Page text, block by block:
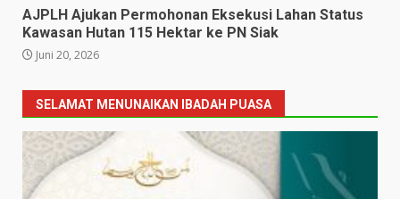
AJPLH Ajukan Permohonan Eksekusi Lahan Status
Kawasan Hutan 115 Hektar ke PN Siak
Juni 20, 2026
SELAMAT MENUNAIKAN IBADAH PUASA